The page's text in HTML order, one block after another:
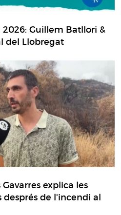
Guillem Batllori &
del Llobregat
explica les
després de l'incendi al